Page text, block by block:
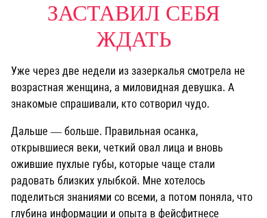
ЗАСТАВИЛ СЕБЯ
ЖДАТЬ
Уже через две недели из зазеркалья смотрела не
возрастная женщина, а миловидная девушка. А
знакомые спрашивали, кто сотворил чудо.
Дальше — больше. Правильная осанка,
открывшиеся веки, четкий овал лица и вновь
ожившие пухлые губы, которые чаще стали
радовать близких улыбкой. Мне хотелось
поделиться знаниями со всеми, а потом поняла, что
глубина информации и опыта в фейсфитнесе